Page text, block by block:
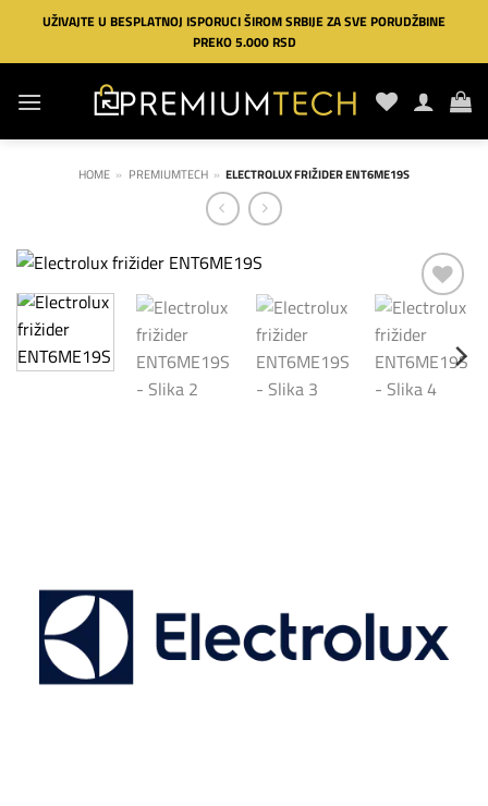
Preskoči
sadržaj
UŽIVAJTE U BESPLATNOJ ISPORUCI ŠIROM SRBIJE ZA SVE PORUDŽBINE
PREKO 5.000 RSD
HOME » PREMIUMTECH » ELECTROLUX FRIŽIDER ENT6ME19S
Dodaj
listu
želja